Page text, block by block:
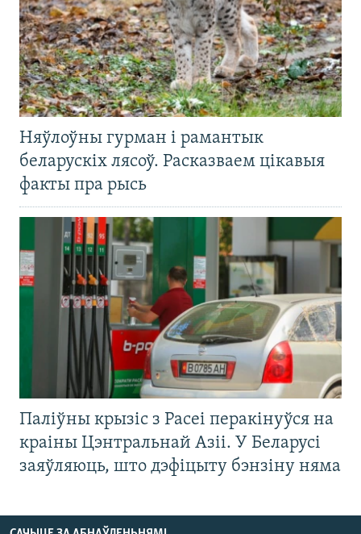
Няўлоўны гурман і рамантык
беларускіх лясоў. Расказваем цікавыя
факты пра рысь
Паліўны крызіс з Расеі перакінуўся на
краіны Цэнтральнай Азіі. У Беларусі
заяўляюць, што дэфіцыту бэнзіну няма